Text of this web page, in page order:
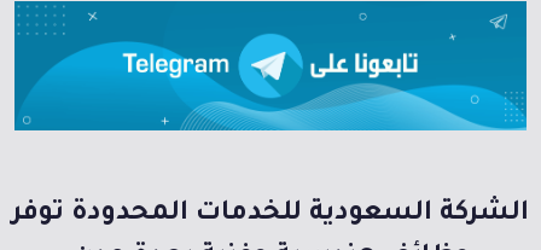
الشركة السعودية للخدمات المحدودة توفر